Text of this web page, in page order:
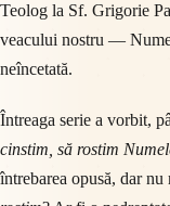
Teolog la Sf. Grigorie
veacului nostru —
neîncetată.
Întreaga serie a vorbit,
cinstim, să rostim
întrebarea opusă, dar nu